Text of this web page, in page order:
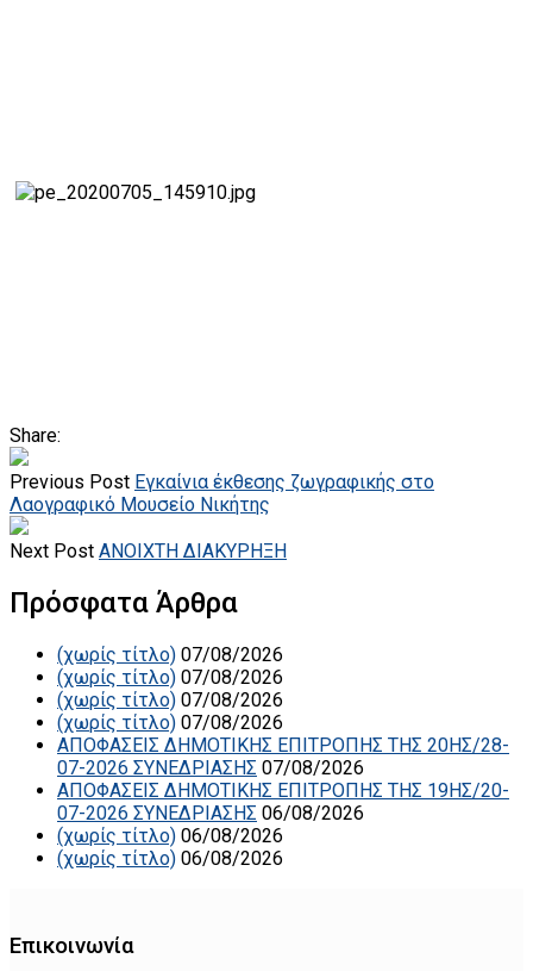
Share:
Previous Post Εγκαίνια έκθεσης ζωγραφικής στο
Λαογραφικό Μουσείο Νικήτης
Next Post ΑΝΟΙΧΤΗ ΔΙΑΚΥΡΗΞΗ
Πρόσφατα Άρθρα
(χωρίς τίτλο) 07/08/2026
(χωρίς τίτλο) 07/08/2026
(χωρίς τίτλο) 07/08/2026
(χωρίς τίτλο) 07/08/2026
ΑΠΟΦΑΣΕΙΣ ΔΗΜΟΤΙΚΗΣ ΕΠΙΤΡΟΠΗΣ ΤΗΣ 20ΗΣ/28-
07-2026 ΣΥΝΕΔΡΙΑΣΗΣ 07/08/2026
ΑΠΟΦΑΣΕΙΣ ΔΗΜΟΤΙΚΗΣ ΕΠΙΤΡΟΠΗΣ ΤΗΣ 19ΗΣ/20-
07-2026 ΣΥΝΕΔΡΙΑΣΗΣ 06/08/2026
(χωρίς τίτλο) 06/08/2026
(χωρίς τίτλο) 06/08/2026
Επικοινωνία